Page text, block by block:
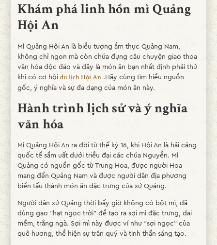
Khám phá linh hồn mì Quảng
Hội An
Mì Quảng Hội An là biểu tượng ẩm thực Quảng Nam,
không chỉ ngon mà còn chứa đựng câu chuyện giao thoa
văn hóa độc đáo và đây là món ăn bạn nhất định phải thử
khi có cơ hội du lịch Hội An.Hãy cùng tìm hiểu nguồn
gốc, ý nghĩa và sự đa dạng của món ăn này.
Hành trình lịch sử và ý nghĩa
văn hóa
Mì Quảng Hội An ra đời từ thế kỷ 16, khi Hội An là hải cảng
quốc tế sầm uất dưới triều đại các chúa Nguyễn. Mì
Quảng có nguồn gốc từ Trung Hoa, được người Hoa
mang đến Quảng Nam và được người dân địa phương
biến tấu thành món ăn đặc trưng của xứ Quảng.
Người dân xứ Quảng thời bấy giờ không có bột mì, đã
dùng gạo “hạt ngọc trời” để tạo ra sợi mì đặc trưng, dai
mềm, trắng ngà. Sợi mì này được ví như “sợi ngọc” của
quê hương, thể hiện sự trân quý và tinh thần sáng tạo.